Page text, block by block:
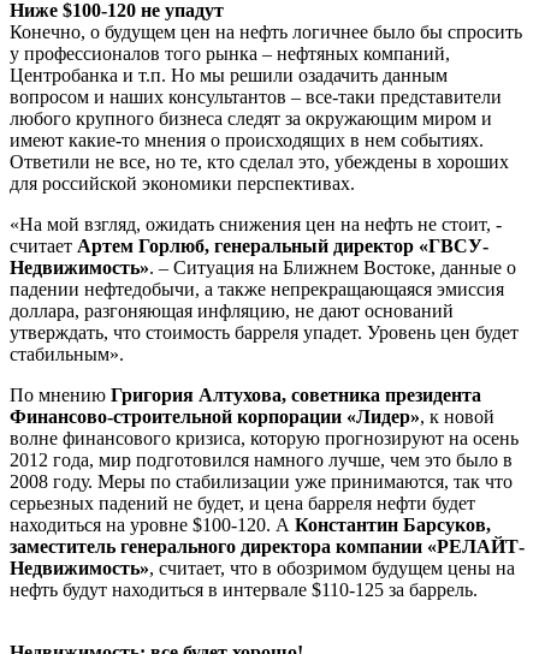
Ниже $100-120 не упадут
Конечно, о будущем цен на нефть логичнее было бы спросить
у профессионалов того рынка – нефтяных компаний,
Центробанка и т.п. Но мы решили озадачить данным
вопросом и наших консультантов – все-таки представители
любого крупного бизнеса следят за окружающим миром и
имеют какие-то мнения о происходящих в нем событиях.
Ответили не все, но те, кто сделал это, убеждены в хороших
для российской экономики перспективах.
«На мой взгляд, ожидать снижения цен на нефть не стоит, -
считает Артем Горлюб, генеральный директор «ГВСУ-
Недвижимость». – Ситуация на Ближнем Востоке, данные о
падении нефтедобычи, а также непрекращающаяся эмиссия
доллара, разгоняющая инфляцию, не дают оснований
утверждать, что стоимость барреля упадет. Уровень цен будет
стабильным».
По мнению Григория Алтухова, советника президента
Финансово-строительной корпорации «Лидер», к новой
волне финансового кризиса, которую прогнозируют на осень
2012 года, мир подготовился намного лучше, чем это было в
2008 году. Меры по стабилизации уже принимаются, так что
серьезных падений не будет, и цена барреля нефти будет
находиться на уровне $100-120. А Константин Барсуков,
заместитель генерального директора компании «РЕЛАЙТ-
Недвижимость», считает, что в обозримом будущем цены на
нефть будут находиться в интервале $110-125 за баррель.